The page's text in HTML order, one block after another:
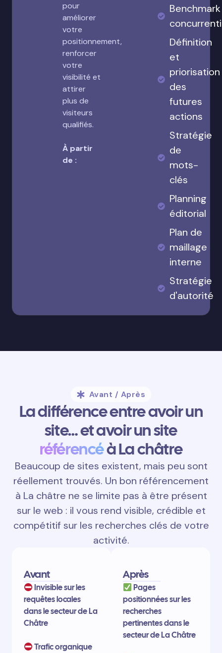
pour
améliorer
votre
positionnement,
renforcer
votre
visibilité et
attirer
plus de
visiteurs
qualifiés.
À partir
de :
Benchmark
Définition
et
priorisation
des
futures
actions
Stratégie
de
mots-
clés
Planning
éditorial
Plan de
maillage
interne
Stratégie
d'autorité
Avant / Après
La différence entre avoir un
site… et avoir un site
référencéà La châtre
Beaucoup de sites existent, mais peu sont
réellement trouvés. Un bon référencement
à La châtre ne se limite pas à être présent
sur le web : il vous rend visible, crédible et
compétitif sur les recherches clés de votre
activité.
Avant
Invisible sur les
requêtes locales
dans le secteur de La
Châtre
Trafic organique
Après
Pages
positionnées sur les
recherches
pertinentes dans le
secteur de La Châtre